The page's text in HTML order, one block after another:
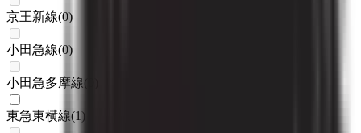
京王新線(0)
小田急線(0)
小田急多摩線(
東急東横線(1)